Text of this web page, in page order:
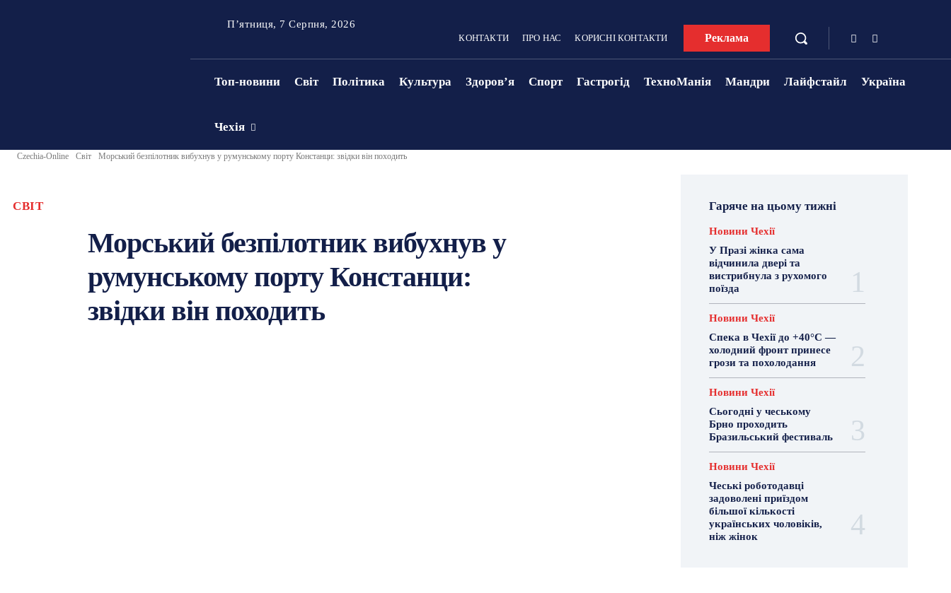
П’ятниця, 7 Серпня, 2026
КОНТАКТИ ПРО НАС КОРИСНІ КОНТАКТИ Реклама
Топ-новини Світ Політика Культура Здоровʼя Спорт Гастрогід ТехноМанія Мандри Лайфстайл Україна
Чехія
Czechia-Online Світ Морський безпілотник вибухнув у румунському порту Констанци: звідки він походить
СВІТ
Морський безпілотник вибухнув у
румунському порту Констанци:
звідки він походить
Гаряче на цьому тижні
Новини Чехії
У Празі жінка сама
відчинила двері та
вистрибнула з рухомого
поїзда
Новини Чехії
Спека в Чехії до +40°C —
холодний фронт принесе
грози та похолодання
Новини Чехії
Сьогодні у чеському
Брно проходить
Бразильський фестиваль
Новини Чехії
Чеські роботодавці
задоволені приїздом
більшої кількості
українських чоловіків,
ніж жінок